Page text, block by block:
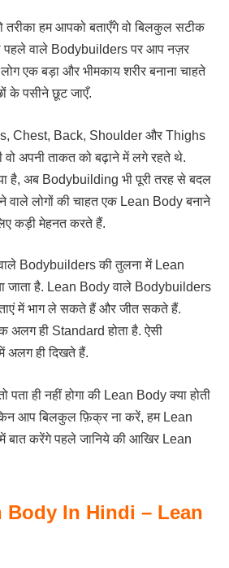
तरीका हम आपको बताएँगे वो बिलकुल सटीक
पहले वाले Bodybuilders पर आप नज़र
एक बड़ा और भीमकाय शरीर बनाना चाहते
के पसीने छूट जाएँ.
Chest, Back, Shoulder और Thighs
वो अपनी ताकत को बढ़ाने में लगे रहते थे.
है, अब Bodybuilding भी पूरी तरह से बदल
लोगों की चाहत एक Lean Body बनाने
कड़ी मेहनत करते हैं.
Bodybuilders की तुलना में Lean
जाता है. Lean Body वाले Bodybuilders
में भाग ले सकते हैं और जीत सकते हैं.
अलग ही Standard होता है. ऐसी
अलग ही दिखते हैं.
पता ही नहीं होगा की Lean Body क्या होती
आप बिलकुल फ़िक्र ना करें, हम Lean
बात करेंगे पहले जानिये की आखिर Lean
Body In Hindi – Lean